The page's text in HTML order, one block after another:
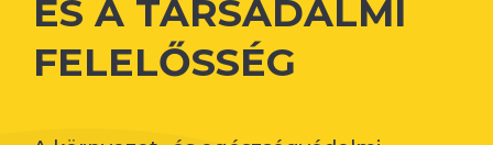
ÉS A TÁRSADALMI
FELELŐSSÉG